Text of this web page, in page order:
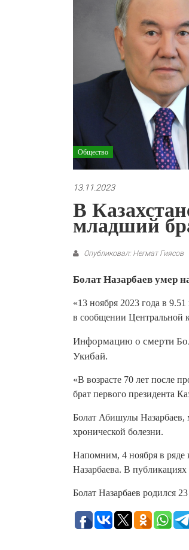
Общество
13.11.2023
В
младший
Опубликовал: Негмат Гиясов
Болат Назарбаев умер
«13 ноября 2023 года в
в сообщении Центральной
Информацию о смерти
Укибай.
«В возрасте 70 лет после
брат первого президента
Болат Абишулы Назарбаев,
хронической болезни.
Напомним, 4 ноября в ряде
Назарбаева. В
Болат Назарбаев родился